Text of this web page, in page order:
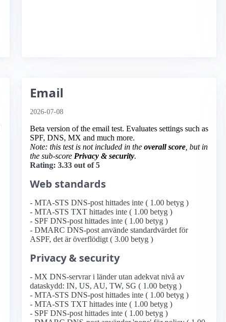
Email
2026-07-08
Beta version of the email test. Evaluates settings such as
SPF, DNS, MX and much more.
Note: this test is not included in the overall score , but in
the sub-score Privacy & security.
Rating: 3.33 out of 5
Web standards
- MTA-STS DNS-post hittades inte ( 1.00 betyg )
- MTA-STS TXT hittades inte ( 1.00 betyg )
- SPF DNS-post hittades inte ( 1.00 betyg )
- DMARC DNS-post använde standardvärdet för
ASPF, det är överflödigt ( 3.00 betyg )
Privacy & security
- MX DNS-servrar i länder utan adekvat nivå av
dataskydd: IN, US, AU, TW, SG ( 1.00 betyg )
- MTA-STS DNS-post hittades inte ( 1.00 betyg )
- MTA-STS TXT hittades inte ( 1.00 betyg )
- SPF DNS-post hittades inte ( 1.00 betyg )